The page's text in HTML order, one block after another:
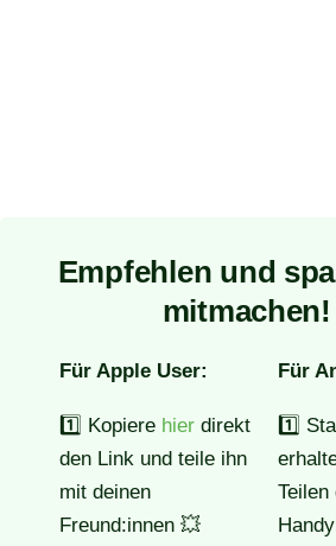
Empfehlen und
mitmachen!
Für Apple User:
1️⃣ Kopiere hier direkt
den Link und teile ihn
mit deinen
Freund:innen 💥
Für
1️⃣